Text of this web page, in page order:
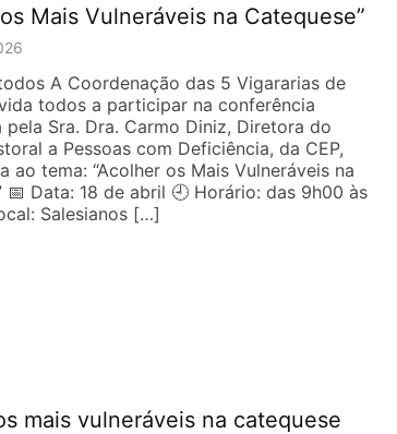
Mais Vulneráveis na Catequese”
A Coordenação das 5 Vigararias de
todos a participar na conferência
pela Sra. Dra. Carmo Diniz, Diretora do
a Pessoas com Deficiência, da CEP,
ao tema: “Acolher os Mais Vulneráveis na
📅 Data: 18 de abril 🕘 Horário: das 9h00 às
Salesianos […]
mais vulneráveis na catequese